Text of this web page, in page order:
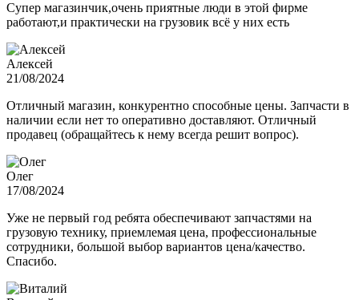
Супер магазинчик,очень приятные люди в этой фирме
работают,и практически на грузовик всё у них есть
Алексей
21/08/2024
Отличный магазин, конкурентно способные цены. Запчасти в
наличии если нет то оперативно доставляют. Отличный
продавец (обращайтесь к нему всегда решит вопрос).
Олег
17/08/2024
Уже не первый год ребята обеспечивают запчастями на
грузовую технику, приемлемая цена, профессиональные
сотрудники, большой выбор вариантов цена/качество.
Спасибо.